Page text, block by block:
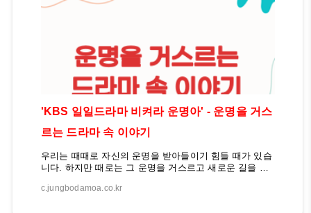
시키기 위해 폭넓은 보장 범위를 제공합니다. 질병이나
'KBS 일일드라마 비켜라 운명아' - 운명을 거스
르는 드라마 속 이야기
우리는 때때로 자신의 운명을 받아들이기 힘들 때가 있습
니다. 하지만 때로는 그 운명을 거스르고 새로운 길을 개
어떻게 운명을 극복하고 자신만의 길을 찾아갈 수 있을까
c.jungbodamoa.co.kr